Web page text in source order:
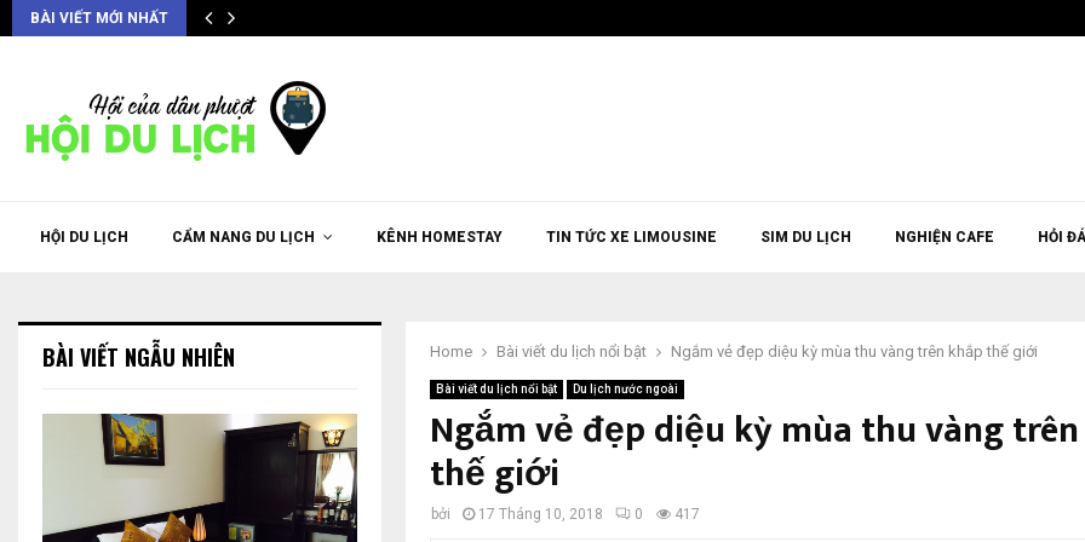
BÀI VIẾT MỚI NHẤT
HỘI DU LỊCH CẨM NANG DU LỊCH KÊNH HOMESTAY TIN TỨC XE LIMOUSINE SIM DU LỊCH NGHIỆN CAFE HỎI
Home Bài viết du lịch nổi bật Ngắm vẻ đẹp diệu kỳ mùa thu vàng trên khắp thế giới
Bài viết du lịch nổi bật Du lịch nước ngoài
Ngắm vẻ đẹp diệu kỳ mùa thu vàng
thế giới
bởi 17 Tháng 10, 2018 0 417
BÀI VIẾT NGẪU NHIÊN